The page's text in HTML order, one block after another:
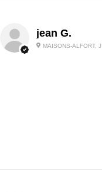
jean G.
MAISONS-ALFORT, J